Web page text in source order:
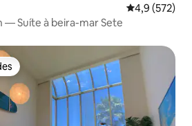
4,9 de uma
4,9 (572)
— Suíte à beira-mar Sete